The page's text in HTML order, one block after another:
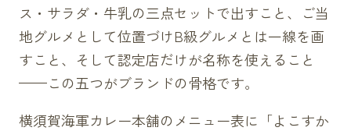
ス・サラダ・牛乳の三点セットで出すこと、ご当
地グルメとして位置づけB級グルメとは一線を画
すこと、そして認定店だけが名称を使えること
——この五つがブランドの骨格です。
横須賀海軍カレー本舗のメニュー表に「よこすか